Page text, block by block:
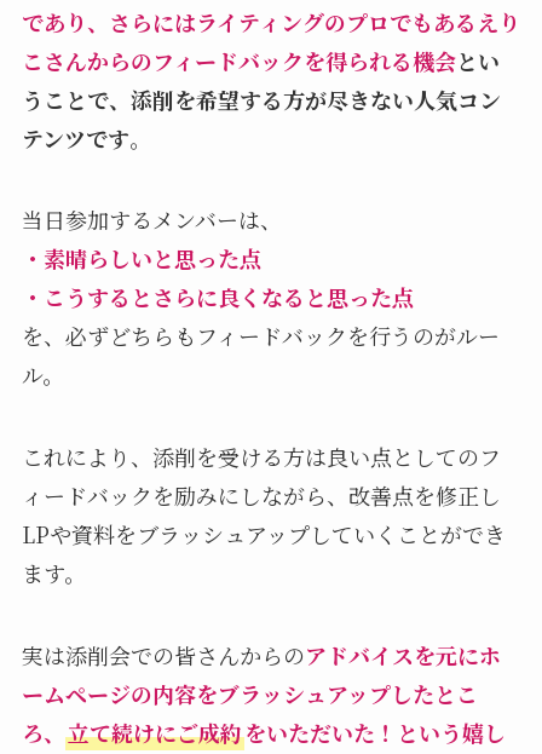
であり、さらにはライティングのプロでもあるえり
こさんからのフィードバックを得られる機会とい
うことで、添削を希望する方が尽きない人気コン
テンツです。
当日参加するメンバーは、
・素晴らしいと思った点
・こうするとさらに良くなると思った点
を、必ずどちらもフィードバックを行うのがルー
ル。
これにより、添削を受ける方は良い点としてのフ
ィードバックを励みにしながら、改善点を修正し
LPや資料をブラッシュアップしていくことができ
ます。
実は添削会での皆さんからのアドバイスを元にホ
ームページの内容をブラッシュアップしたとこ
ろ、 立て続けにご成約をいただいた！という嬉し